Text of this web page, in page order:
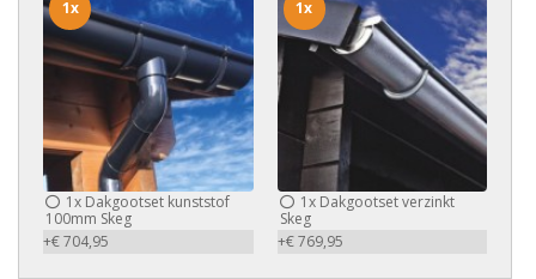
1x Dakgootset kunststof
100mm Skeg
+€ 704,95
1x
1xDakgootset verzinkt
Skeg
+€ 769,95
1x